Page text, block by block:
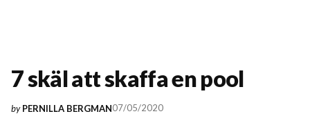
7 skäl att skaffa en pool
by PERNILLA BERGMAN07/05/2020